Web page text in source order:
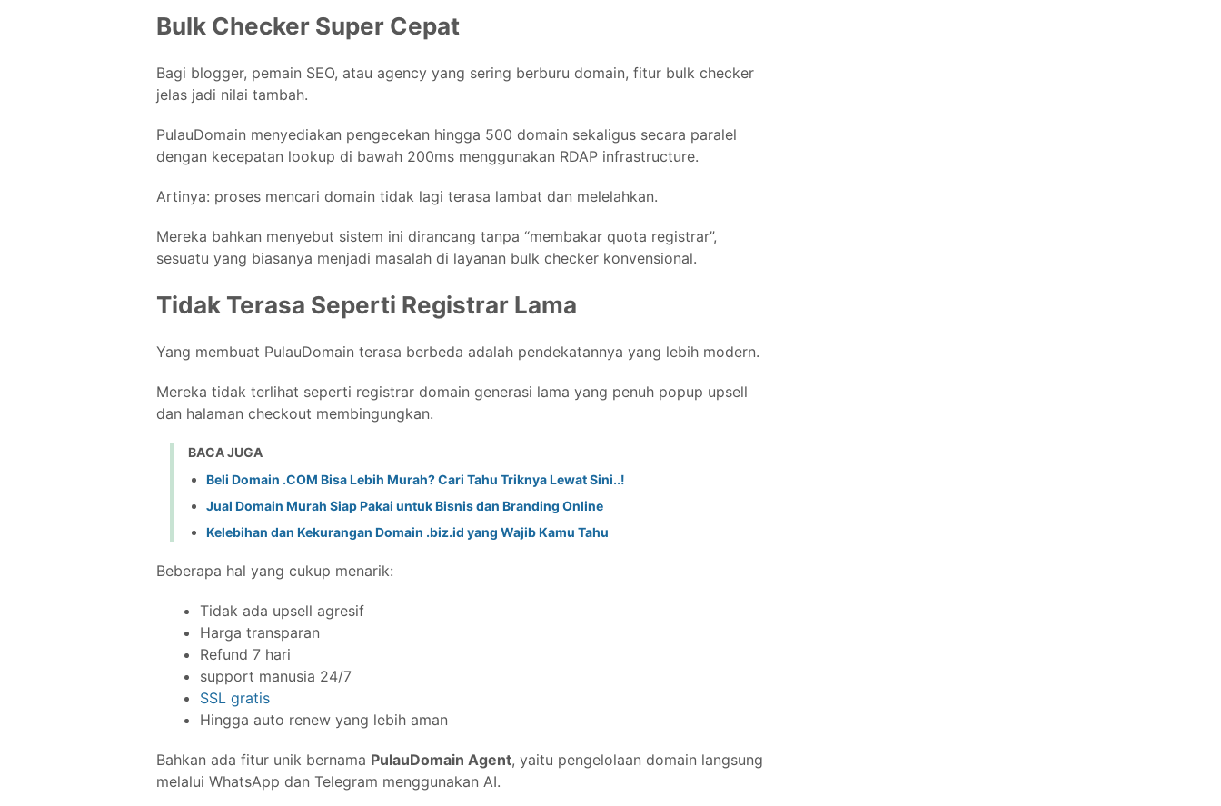
Bulk Checker Super Cepat
Bagi blogger, pemain SEO, atau agency yang sering berburu domain, fitur bulk checker
jelas jadi nilai tambah.
PulauDomain menyediakan pengecekan hingga 500 domain sekaligus secara paralel
dengan kecepatan lookup di bawah 200ms menggunakan RDAP infrastructure.
Artinya: proses mencari domain tidak lagi terasa lambat dan melelahkan.
Mereka bahkan menyebut sistem ini dirancang tanpa “membakar quota registrar”,
sesuatu yang biasanya menjadi masalah di layanan bulk checker konvensional.
Tidak Terasa Seperti Registrar Lama
Yang membuat PulauDomain terasa berbeda adalah pendekatannya yang lebih modern.
Mereka tidak terlihat seperti registrar domain generasi lama yang penuh popup upsell
dan halaman checkout membingungkan.
BACA JUGA
Beli Domain .COM Bisa Lebih Murah? Cari Tahu Triknya Lewat Sini..!
Jual Domain Murah Siap Pakai untuk Bisnis dan Branding Online
Kelebihan dan Kekurangan Domain .biz.id yang Wajib Kamu Tahu
Beberapa hal yang cukup menarik:
Tidak ada upsell agresif
Harga transparan
Refund 7 hari
support manusia 24/7
SSL gratis
Hingga auto renew yang lebih aman
Bahkan ada fitur unik bernama PulauDomain Agent, yaitu pengelolaan domain langsung
melalui WhatsApp dan Telegram menggunakan AI.